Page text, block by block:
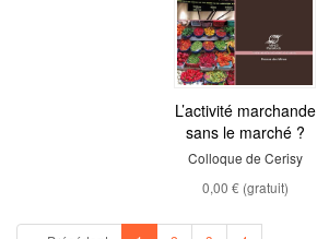
L’activité marchande
sans le marché ?
Colloque de Cerisy
0,00 € (gratuit)